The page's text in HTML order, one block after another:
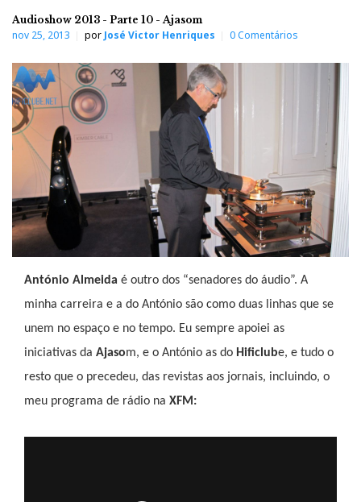
Audioshow 2013 - Parte 10 - Ajasom
nov 25, 2013 por José Victor Henriques 0 Comentários
António Almeida é outro dos “senadores do áudio”. A
minha carreira e a do António são como duas linhas que se
unem no espaço e no tempo. Eu sempre apoiei as
iniciativas da Ajasom, e o António as do Hificlube, e tudo o
resto que o precedeu, das revistas aos jornais, incluindo, o
meu programa de rádio na XFM: